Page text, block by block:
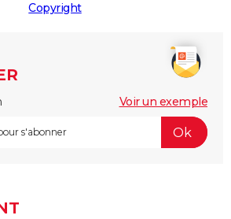
Copyright
Voir un exemple